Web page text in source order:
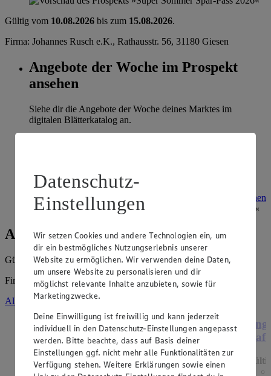
Gültig vom 10.08.2026 bis zum 15.08.2026.
Firma: Johannes Rusch e.K., Rathausstr. 56, 31180 Giesen
Angebote der Woche im Prospekt
ansehen
Siehe dir die Angebote der Woche deines Marktes im
digitalen Blätterkatalog an.
Super Sommer Spar-Pass 2026
Prospekt Super Sommer Spar-Pass 2026 im Browser Ansehen
Angebote der Woche
Gültig vom03.08.2026bis zum08.08.2026.
Firma: Johannes Rusch e.K., Rathausstr. 56, 31180 Giesen
Alle Angebote ansehen
Angebot: Henglein Frischer Pizzateig
XXL
Gültig ab 08.08.2026
1.11
-60%
Datenschutz-
Einstellungen
Wir setzen Cookies und andere Technologien ein, um
dir ein bestmögliches Nutzungserlebnis unserer
Website zu ermöglichen. Wir verwenden deine Daten,
um unsere Website zu personalisieren und dir
möglichst relevante Inhalte anzubieten, sowie für
Marketingzwecke.
Deine Einwilligung ist freiwillig und kann jederzeit
individuell in den Datenschutz-Einstellungen angepasst
werden. Bitte beachte, dass auf Basis deiner
Einstellungen ggf. nicht mehr alle Funktionalitäten zur
Verfügung stehen. Weitere Erklärungen sowie einen